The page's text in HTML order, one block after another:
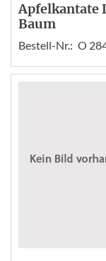
Apfelkantate
Baum
Bestell-Nr.: O